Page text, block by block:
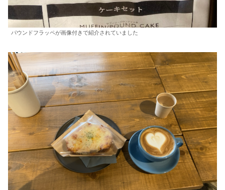
パウンドフラッペが画像付きで紹介されていました